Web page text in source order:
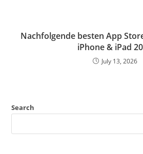
Nachfolgende besten App
iPhone & iPad
July 13, 2026
Search